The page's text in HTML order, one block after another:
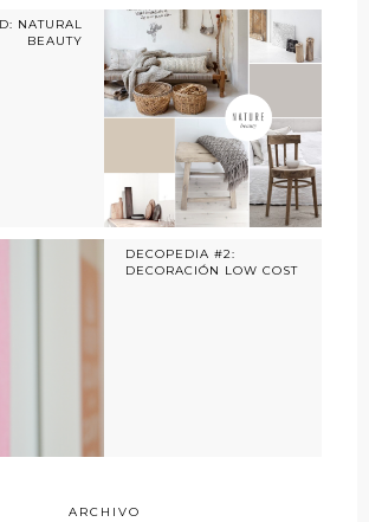
NATURAL
BEAUTY
DECOPEDIA #2:
DECORACIÓN LOW COST
ARCHIVO